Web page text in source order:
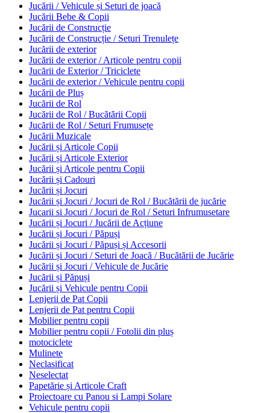
Jucării / Vehicule și Seturi de joacă
Jucării Bebe & Copii
Jucării de Construcție
Jucării de Construcție / Seturi Trenulețe
Jucării de exterior
Jucării de exterior / Articole pentru copii
Jucării de Exterior / Triciclete
Jucării de exterior / Vehicule pentru copii
Jucării de Pluș
Jucării de Rol
Jucării de Rol / Bucătării Copii
Jucării de Rol / Seturi Frumusețe
Jucării Muzicale
Jucării și Articole Copii
Jucării și Articole Exterior
Jucării și Articole pentru Copii
Jucării și Cadouri
Jucării și Jocuri
Jucării și Jocuri / Jocuri de Rol / Bucătării de jucărie
Jucarii si Jocuri / Jocuri de Rol / Seturi Infrumusetare
Jucării și Jocuri / Jucării de Acțiune
Jucării și Jocuri / Păpuși
Jucării și Jocuri / Păpuși și Accesorii
Jucării și Jocuri / Seturi de Joacă / Bucătării de Jucărie
Jucării și Jocuri / Vehicule de Jucărie
Jucării și Păpuși
Jucării și Vehicule pentru Copii
Lenjerii de Pat Copii
Lenjerii de Pat pentru Copii
Mobilier pentru copii
Mobilier pentru copii / Fotolii din pluș
motociclete
Mulinete
Neclasificat
Neselectat
Papetărie și Articole Craft
Proiectoare cu Panou si Lampi Solare
Vehicule pentru copii